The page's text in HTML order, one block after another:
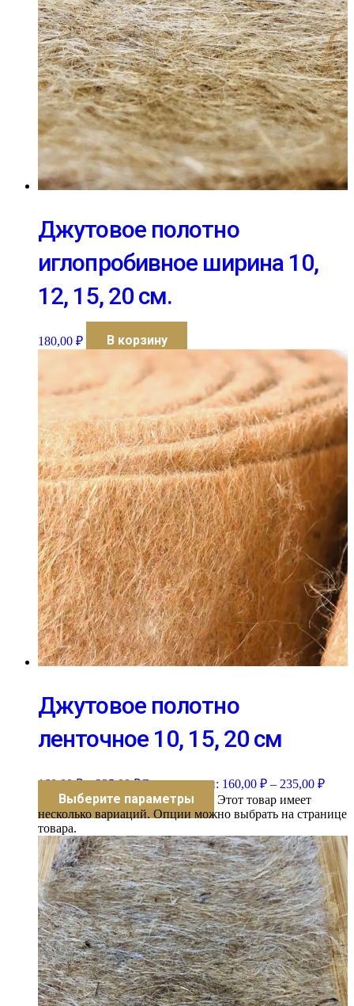
Джутовое полотно
иглопробивное ширина 10,
12, 15, 20 см.
180,00 ₽ В корзину
Джутовое полотно
ленточное 10, 15, 20 см
160,00₽ – 235,00₽Диапазон цен: 160,00 ₽ – 235,00 ₽
Выберите параметры
Этот товар имеет
несколько вариаций. Опции можно выбрать на странице
товара.